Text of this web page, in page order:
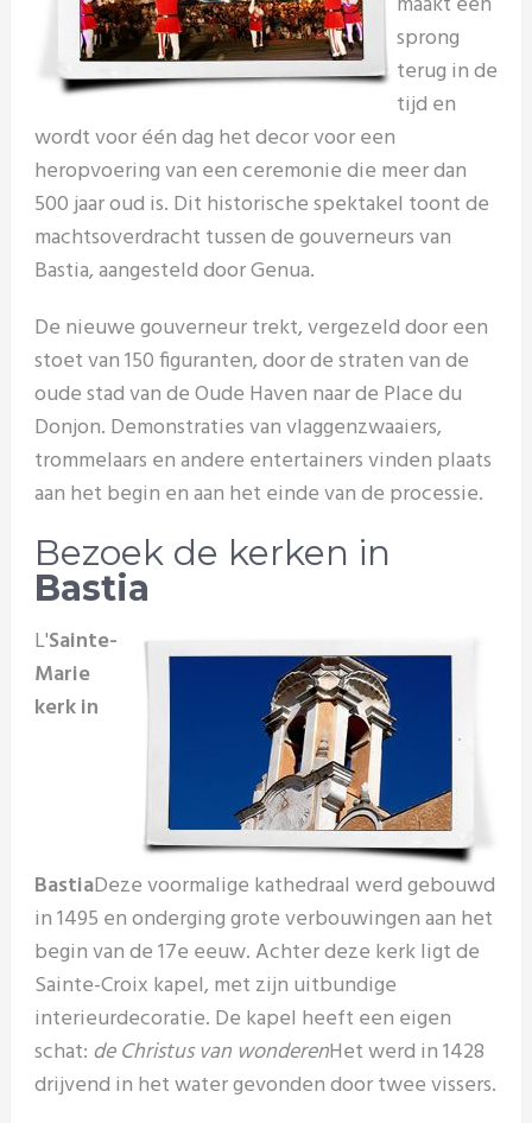
sprong
terug in de
tijd en
wordt voor één dag het decor voor een
heropvoering van een ceremonie die meer dan
500 jaar oud is. Dit historische spektakel toont de
machtsoverdracht tussen de gouverneurs van
Bastia, aangesteld door Genua.
De nieuwe gouverneur trekt, vergezeld door een
stoet van 150 figuranten, door de straten van de
oude stad van de Oude Haven naar de Place du
Donjon. Demonstraties van vlaggenzwaaiers,
trommelaars en andere entertainers vinden plaats
aan het begin en aan het einde van de processie.
Bezoek de kerken in
Bastia
L'Sainte-
Marie
kerk in
BastiaDeze voormalige kathedraal werd gebouwd
in 1495 en onderging grote verbouwingen aan het
begin van de 17e eeuw. Achter deze kerk ligt de
Sainte-Croix kapel, met zijn uitbundige
interieurdecoratie. De kapel heeft een eigen
schat: de Christus van wonderenHet werd in 1428
drijvend in het water gevonden door twee vissers.